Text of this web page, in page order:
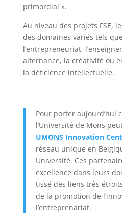
primordial ».
Au niveau des projets FSE,
des domaines variés tels
l’entrepreneuriat,
alternance, la créativité ou
la déficience intellectuelle.
Pour porter aujourd’hui
l’Université de Mons
UMONS Innovation
réseau unique en
Université. Ces
excellence dans leurs
tissé des liens très
de la promotion de
l’entreprenariat.